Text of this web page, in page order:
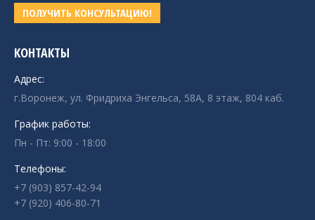
ПОЛУЧИТЬ КОНСУЛЬТАЦИЮ!
КОНТАКТЫ
Адрес:
г.Воронеж, ул. Фридриха Энгельса, 58А, 8 этаж, 804 каб.
График работы:
Пн - Пт: 9:00 - 18:00
Телефоны:
+7 (903) 857-42-94
+7 (920) 406-80-71